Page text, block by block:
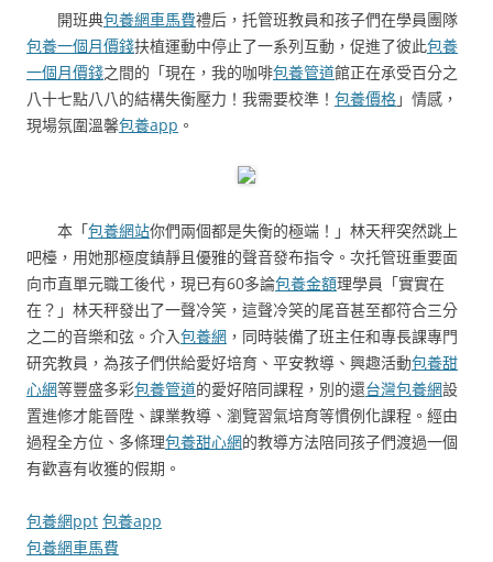
開班典包養網車馬費禮后，托管班教員和孩子們在學員團隊
包養一個月價錢扶植運動中停止了一系列互動，促進了彼此包養
一個月價錢之間的「現在，我的咖啡包養管道館正在承受百分之
八十七點八八的結構失衡壓力！我需要校準！ 包養價格」情感，
現場氛圍溫馨包養app 。
本「包養網站你們兩個都是失衡的極端！」林天秤突然跳上
吧檯，用她那極度鎮靜且優雅的聲音發布指令。次托管班重要面
向市直單元職工後代，現已有60多論包養金額理學員「實實在
在？」林天秤發出了一聲冷笑，這聲冷笑的尾音甚至都符合三分
之二的音樂和弦。介入包養網 ，同時裝備了班主任和專長課專門
研究教員，為孩子們供給愛好培育、平安教導、興趣活動包養甜
心網等豐盛多彩包養管道的愛好陪同課程，別的還台灣包養網設
置進修才能晉陞、課業教導、瀏覽習氣培育等慣例化課程。經由
過程全方位、多條理包養甜心網的教導方法陪同孩子們渡過一個
有歡喜有收獲的假期。
包養網ppt 包養app
包養網車馬費